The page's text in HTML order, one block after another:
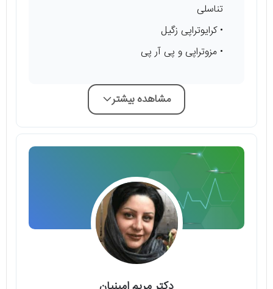
تناسلی
• کرایوتراپی زگیل
• مزوتراپی و پی آر پی
مشاهده بیشتر